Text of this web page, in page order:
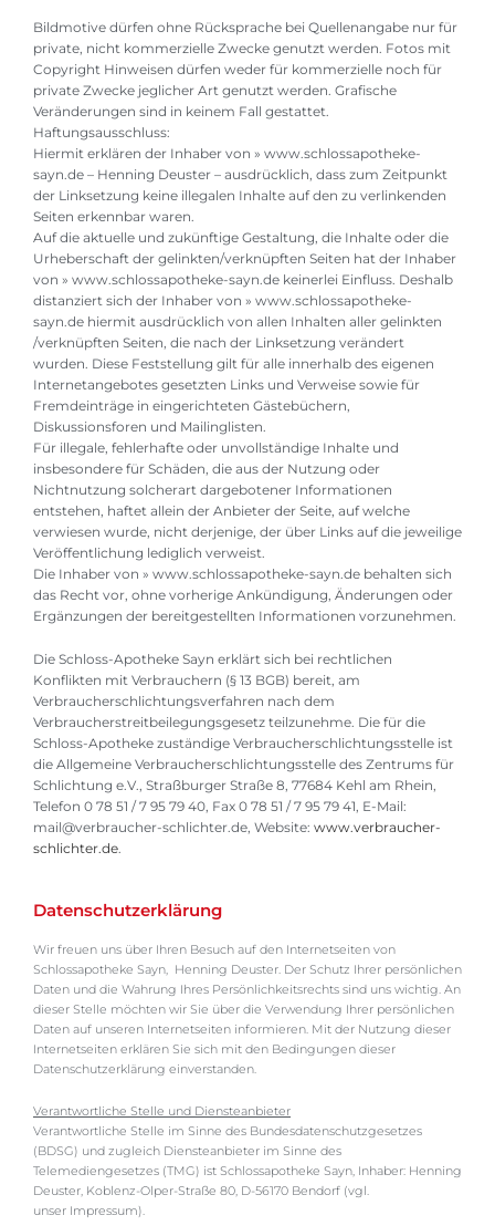
Bildmotive dürfen ohne Rücksprache bei Quellenangabe nur für
private, nicht kommerzielle Zwecke genutzt werden. Fotos mit
Copyright Hinweisen dürfen weder für kommerzielle noch für
private Zwecke jeglicher Art genutzt werden. Grafische
Veränderungen sind in keinem Fall gestattet.
Haftungsausschluss:
Hiermit erklären der Inhaber von » www.schlossapotheke-
sayn.de – Henning Deuster – ausdrücklich, dass zum Zeitpunkt
der Linksetzung keine illegalen Inhalte auf den zu verlinkenden
Seiten erkennbar waren.
Auf die aktuelle und zukünftige Gestaltung, die Inhalte oder die
Urheberschaft der gelinkten/verknüpften Seiten hat der Inhaber
von » www.schlossapotheke-sayn.de keinerlei Einfluss. Deshalb
distanziert sich der Inhaber von » www.schlossapotheke-
sayn.de hiermit ausdrücklich von allen Inhalten aller gelinkten
/verknüpften Seiten, die nach der Linksetzung verändert
wurden. Diese Feststellung gilt für alle innerhalb des eigenen
Internetangebotes gesetzten Links und Verweise sowie für
Fremdeinträge in eingerichteten Gästebüchern,
Diskussionsforen und Mailinglisten.
Für illegale, fehlerhafte oder unvollständige Inhalte und
insbesondere für Schäden, die aus der Nutzung oder
Nichtnutzung solcherart dargebotener Informationen
entstehen, haftet allein der Anbieter der Seite, auf welche
verwiesen wurde, nicht derjenige, der über Links auf die jeweilige
Veröffentlichung lediglich verweist.
Die Inhaber von » www.schlossapotheke-sayn.de behalten sich
das Recht vor, ohne vorherige Ankündigung, Änderungen oder
Ergänzungen der bereitgestellten Informationen vorzunehmen.
Die Schloss-Apotheke Sayn erklärt sich bei rechtlichen
Konflikten mit Verbrauchern (§ 13 BGB) bereit, am
Verbraucherschlichtungsverfahren nach dem
Verbraucherstreitbeilegungsgesetz teilzunehme. Die für die
Schloss-Apotheke zuständige Verbraucherschlichtungsstelle ist
die Allgemeine Verbraucherschlichtungsstelle des Zentrums für
Schlichtung e.V., Straßburger Straße 8, 77684 Kehl am Rhein,
Telefon 0 78 51 / 7 95 79 40, Fax 0 78 51 / 7 95 79 41, E-Mail:
mail@verbraucher-schlichter.de, Website: www.verbraucher-
schlichter.de
Datenschutzerklärung
Wir freuen uns über Ihren Besuch auf den Internetseiten von
Schlossapotheke Sayn, Henning Deuster. Der Schutz Ihrer persönlichen
Daten und die Wahrung Ihres Persönlichkeitsrechts sind uns wichtig. An
dieser Stelle möchten wir Sie über die Verwendung Ihrer persönlichen
Daten auf unseren Internetseiten informieren. Mit der Nutzung dieser
Internetseiten erklären Sie sich mit den Bedingungen dieser
Datenschutzerklärung einverstanden.
Verantwortliche Stelle und Diensteanbieter
Verantwortliche Stelle im Sinne des Bundesdatenschutzgesetzes
(BDSG) und zugleich Diensteanbieter im Sinne des
Telemediengesetzes (TMG) ist Schlossapotheke Sayn, Inhaber: Henning
Deuster, Koblenz-Olper-Straße 80, D-56170 Bendorf (vgl.
unser Impressum).